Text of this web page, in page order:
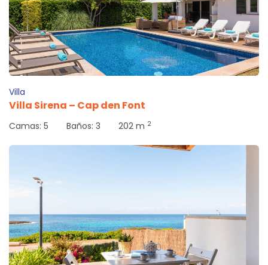
Villa
Villa Sirena – Cap den Font
Camas: 5 Baños: 3 202 m 2